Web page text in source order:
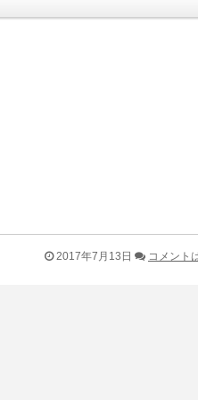
2017年7月13日 コメント